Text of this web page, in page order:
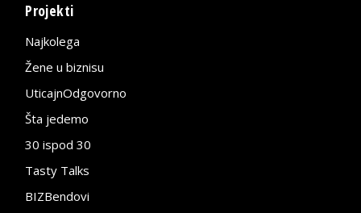
Projekti
Najkolega
Žene u biznisu
UticajnOdgovorno
Šta jedemo
30 ispod 30
Tasty Talks
BIZBendovi